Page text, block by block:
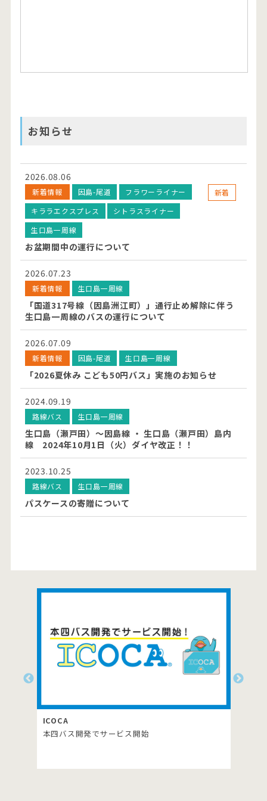
お知らせ
2026.08.06
新着情報 因島-尾道
フラワーライナー
キララエクスプレス
シトラスライナー
生口島一周線
新着
お盆期間中の運行について
2026.07.23
新着情報 生口島一周線
「国道317号線（因島洲江町）」通行止め解除に伴う
生口島一周線のバスの運行について
2026.07.09
新着情報 因島-尾道 生口島一周線
「2026夏休み こども50円バス」実施のお知らせ
2024.09.19
路線バス 生口島一周線
生口島（瀬戸田）～因島線 ・ 生口島（瀬戸田）島内
線 2024年10月1日（火）ダイヤ改正！！
2023.10.25
路線バス 生口島一周線
パスケースの寄贈について
生口島島内の路線バス乗り放題